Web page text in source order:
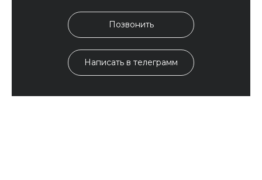
Позвонить
Написать в телеграмм